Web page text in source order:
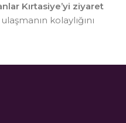
Kırtasiye’yi ziyaret
kolaylığını